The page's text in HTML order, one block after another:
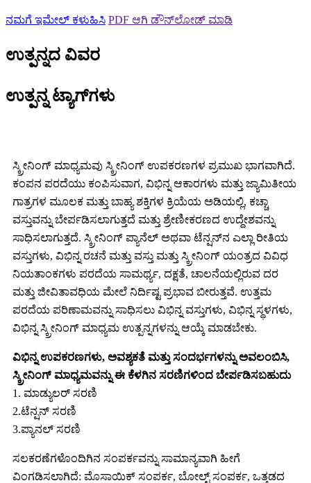
ನಮಗೆ ಇಮೇಲ್ ಕಳುಹಿಸಿ PDF ಆಗಿ ಡೌನ್‌ಲೋಡ್ ಮಾಡಿ
ಉತ್ಪನ್ನದ ವಿವರ
ಉತ್ಪನ್ನ ಟ್ಯಾಗ್‌ಗಳು
ಸ್ಕ್ರೀನಿಂಗ್ ಮಾಧ್ಯಮವು ಸ್ಕ್ರೀನಿಂಗ್ ಉಪಕರಣಗಳ ಪ್ರಮುಖ ಭಾಗವಾಗಿದೆ.
ಕಂಪನ ಪರದೆಯು ಕಂಪಿಸುವಾಗ, ವಿಭಿನ್ನ ಆಕಾರಗಳು ಮತ್ತು ಜ್ಯಾಮಿತೀಯ
ಗಾತ್ರಗಳ ಮೂಲಕ ಮತ್ತು ಬಾಹ್ಯ ಶಕ್ತಿಗಳ ಕ್ರಿಯೆಯ ಅಡಿಯಲ್ಲಿ, ಕಚ್ಚಾ
ವಸ್ತುವನ್ನು ಬೇರ್ಪಡಿಸಲಾಗುತ್ತದೆ ಮತ್ತು ಶ್ರೇಣೀಕರಣದ ಉದ್ದೇಶವನ್ನು
ಸಾಧಿಸಲಾಗುತ್ತದೆ. ಸ್ಕ್ರೀನಿಂಗ್ ಪ್ಯಾನೆಲ್ ಅಥವಾ ಟೆನ್ಷನ್‌ನ ಎಲ್ಲಾ ರೀತಿಯ
ವಸ್ತುಗಳು, ವಿಭಿನ್ನ ರಚನೆ ಮತ್ತು ವಸ್ತು ಮತ್ತು ಸ್ಕ್ರೀನಿಂಗ್ ಯಂತ್ರದ ವಿವಿಧ
ನಿಯತಾಂಕಗಳು ಪರದೆಯ ಸಾಮರ್ಥ್ಯ, ದಕ್ಷತೆ, ಚಾಲನೆಯಲ್ಲಿರುವ ದರ
ಮತ್ತು ಜೀವಿತಾವಧಿಯ ಮೇಲೆ ನಿರ್ದಿಷ್ಟ ಪ್ರಭಾವ ಬೀರುತ್ತವೆ. ಉತ್ತಮ
ಪರದೆಯ ಪರಿಣಾಮವನ್ನು ಸಾಧಿಸಲು ವಿಭಿನ್ನ ವಸ್ತುಗಳು, ವಿಭಿನ್ನ ಸ್ಥಳಗಳು,
ವಿಭಿನ್ನ ಸ್ಕ್ರೀನಿಂಗ್ ಮಾಧ್ಯಮ ಉತ್ಪನ್ನಗಳನ್ನು ಆಯ್ಕೆ ಮಾಡಬೇಕು.
ವಿಭಿನ್ನ ಉಪಕರಣಗಳು, ಅವಶ್ಯಕತೆ ಮತ್ತು ಸಂದರ್ಭಗಳನ್ನು ಅವಲಂಬಿಸಿ,
ಸ್ಕ್ರೀನಿಂಗ್ ಮಾಧ್ಯಮವನ್ನು ಈ ಕೆಳಗಿನ ಸರಣಿಗಳಿಂದ ಬೇರ್ಪಡಿಸಬಹುದು
1. ಮಾಡ್ಯುಲರ್ ಸರಣಿ
2.ಟೆನ್ಷನ್ ಸರಣಿ
3.ಪ್ಯಾನಲ್ ಸರಣಿ
ಸಲಕರಣೆಗಳೊಂದಿಗಿನ ಸಂಪರ್ಕವನ್ನು ಸಾಮಾನ್ಯವಾಗಿ ಹೀಗೆ
ವಿಂಗಡಿಸಲಾಗಿದೆ: ಮೊಸಾಯಿಕ್ ಸಂಪರ್ಕ, ಬೋಲ್ಟ್ ಸಂಪರ್ಕ, ಒತ್ತಡದ